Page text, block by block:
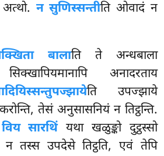
अत्थो. न सुणिस्सन्तीति ओवादं न
बालाति ते अन्धबाला
अनादरताय
ति उपज्झाये
तेसं अनुसासनियं न तिट्ठन्ति.
सारथिंयथा खळुङ्को दुट्ठस्सो
न तस्स उपदेसे तिट्ठति, एवं तेपि